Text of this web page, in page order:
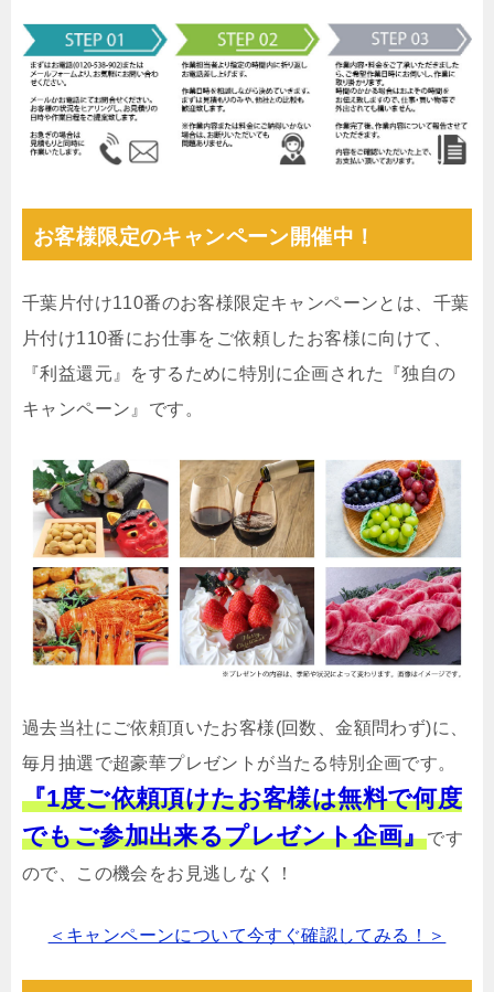
お客様限定のキャンペーン開催中！
千葉片付け110番のお客様限定キャンペーンとは、千葉
片付け110番にお仕事をご依頼したお客様に向けて、
『利益還元』をするために特別に企画された『独自の
キャンペーン』です。
過去当社にご依頼頂いたお客様(回数、金額問わず)に、
毎月抽選で超豪華プレゼントが当たる特別企画です。
『1度ご依頼頂けたお客様は無料で何度
でもご参加出来るプレゼント企画』です
ので、この機会をお見逃しなく！
＜キャンペーンについて今すぐ確認してみる！＞